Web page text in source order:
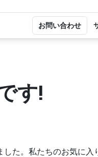
す!
た。私たちのお気に
お問い合わせ